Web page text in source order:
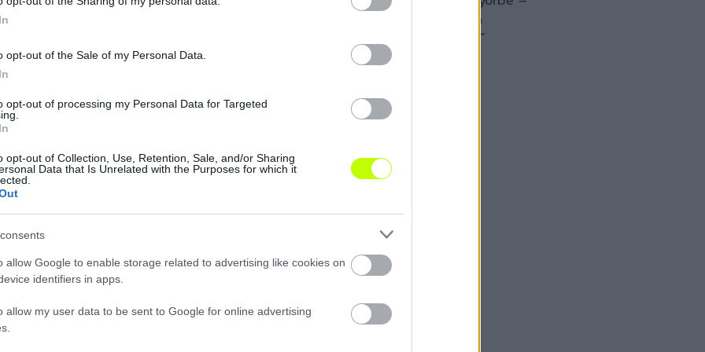
opt-out of the Sale of my Personal Data.
opt-out of processing my Personal Data for Targeted
opt-out of Collection, Use, Retention, Sale, and/or Sharing
Data that Is Unrelated with the Purposes for which it
allow Google to enable storage related to advertising like cookies on
identifiers in apps.
allow my user data to be sent to Google for online advertising
Ugyanígy, támadó felfogásban és hasonló mentalitással kell játszani, mint a
hogy meg tudjuk fogni őket, és ismét megszerezzük a három pontot.”